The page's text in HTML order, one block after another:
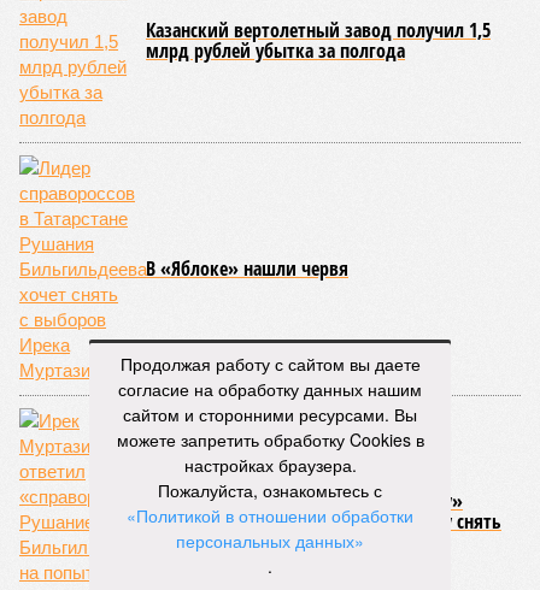
Казанский вертолетный завод получил 1,5
млрд рублей убытка за полгода
В «Яблоке» нашли червя
Ирек Муртазин ответил «справороссу»
Рушание Бильгильдеевой на попытку снять
его с выборов
Продолжая работу с сайтом вы даете
согласие на обработку данных нашим
сайтом и сторонними ресурсами. Вы
можете запретить обработку Cookies в
настройках браузера.
Пожалуйста, ознакомьтесь с
«Политикой в отношении обработки
персональных данных»
.